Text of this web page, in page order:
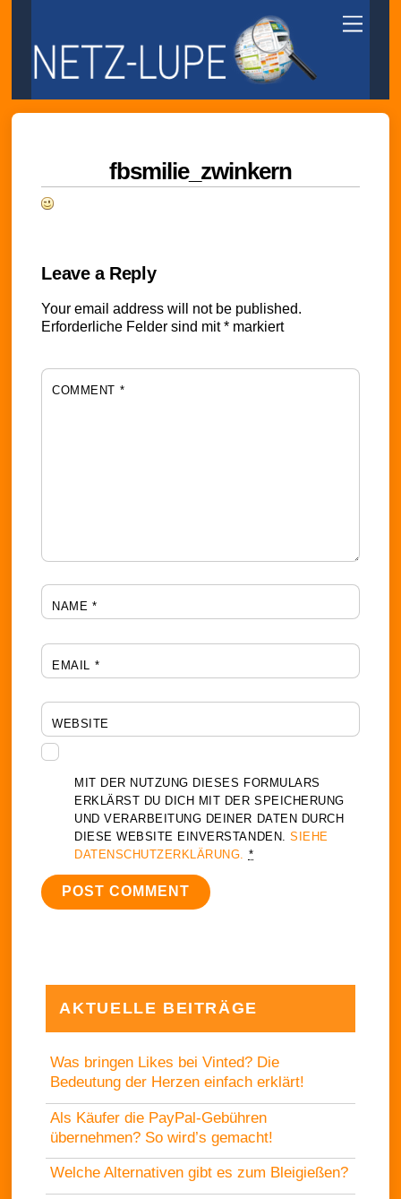
content
Menu
fbsmilie_zwinkern
Leave a Reply
Your email address will not be published.
Erforderliche Felder sind mit* markiert
COMMENT *
NAME *
EMAIL *
WEBSITE
MIT DER NUTZUNG DIESES FORMULARS
ERKLÄRST DU DICH MIT DER SPEICHERUNG
UND VERARBEITUNG DEINER DATEN DURCH
DIESE WEBSITE EINVERSTANDEN.SIEHE
DATENSCHUTZERKLÄRUNG.
*
AKTUELLE BEITRÄGE
Was bringen Likes bei Vinted? Die
Bedeutung der Herzen einfach erklärt!
Als Käufer die PayPal-Gebühren
übernehmen? So wird’s gemacht!
Welche Alternativen gibt es zum Bleigießen?